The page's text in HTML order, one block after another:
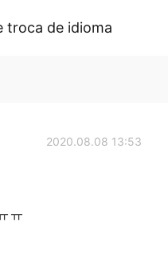
troca de idioma
2020.08.08 13:53
ㅠ